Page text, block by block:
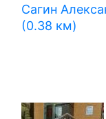
Сагин
(0.38 км)